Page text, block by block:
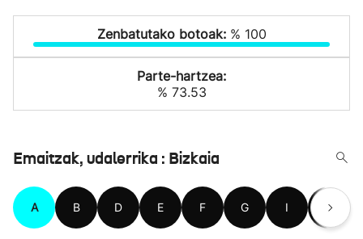
Zenbatutako botoak: % 100
Parte-hartzea:
% 73.53
Emaitzak, udalerrika : Bizkaia
A B D E F G I J